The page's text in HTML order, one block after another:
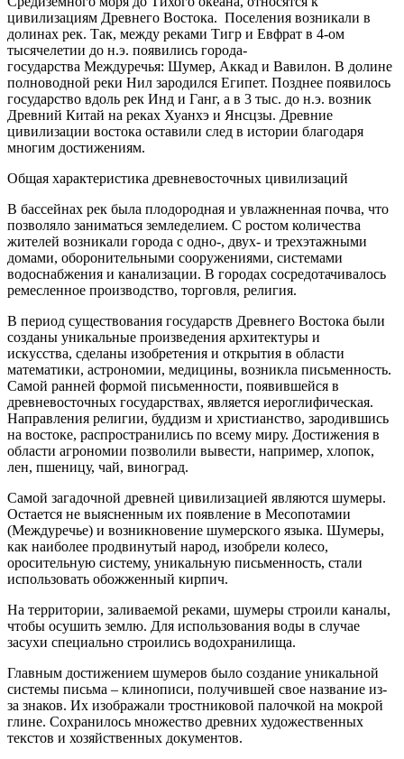
цивилизациям Древнего Востока. Поселения возникали в
долинах рек. Так, между реками Тигр и Евфрат в 4-ом
тысячелетии до н.э. появились города-
государства Междуречья: Шумер, Аккад и Вавилон. В долине
полноводной реки Нил зародился Египет. Позднее появилось
государство вдоль рек Инд и Ганг, а в 3 тыс. до н.э. возник
Древний Китай на реках Хуанхэ и Янсцзы. Древние
цивилизации востока оставили след в истории благодаря
многим достижениям.
Общая характеристика древневосточных цивилизаций
В бассейнах рек была плодородная и увлажненная почва, что
позволяло заниматься земледелием. С ростом количества
жителей возникали города с одно-, двух- и трехэтажными
домами, оборонительными сооружениями, системами
водоснабжения и канализации. В городах сосредотачивалось
ремесленное производство, торговля, религия.
В период существования государств Древнего Востока были
созданы уникальные произведения архитектуры и
искусства, сделаны изобретения и открытия в области
математики, астрономии, медицины, возникла письменность.
Самой ранней формой письменности, появившейся в
древневосточных государствах, является иероглифическая.
Направления религии, буддизм и христианство, зародившись
на востоке, распространились по всему миру. Достижения в
области агрономии позволили вывести, например, хлопок,
лен, пшеницу, чай, виноград.
Самой загадочной древней цивилизацией являются шумеры.
Остается не выясненным их появление в Месопотамии
(Междуречье) и возникновение шумерского языка. Шумеры,
как наиболее продвинутый народ, изобрели колесо,
оросительную систему, уникальную письменность, стали
использовать обожженный кирпич.
На территории, заливаемой реками, шумеры строили каналы,
чтобы осушить землю. Для использования воды в случае
засухи специально строились водохранилища.
Главным достижением шумеров было создание уникальной
системы письма – клинописи, получившей свое название из-
за знаков. Их изображали тростниковой палочкой на мокрой
глине. Сохранилось множество древних художественных
текстов и хозяйственных документов.